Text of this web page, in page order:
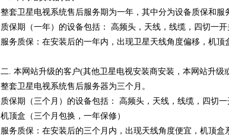
整套卫星电视系统售后服务期为一年，其中分为设备质保和服
质保期（一年）的设备包括： 高频头，天线，线缆，四切一
服务质保：在安装后的一年内，出现卫星天线角度偏移，机顶
二. 本网站升级的客户(其他卫星电视安装商安装，本网站升级
整套卫星电视系统售后服务器为三个月。
质保期（三个月）的设备包括： 高频头，天线，线缆，四切一
机顶盒（三个月包换，一年保修）
服务质保：在安装后的三个月内，出现天线角度便宜，机顶盒